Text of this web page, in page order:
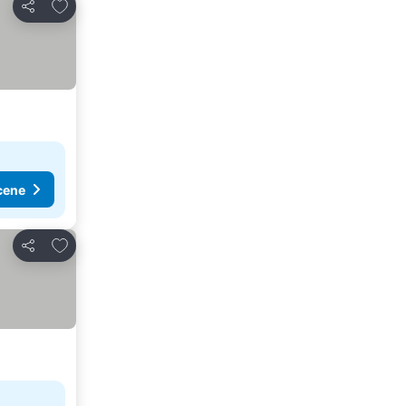
Deli
Dodati u favorite
Deli
Dodati u favorite